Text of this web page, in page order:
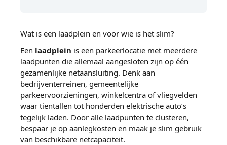
Wat is een laadplein en voor wie is het slim?
Een laadplein is een parkeerlocatie met meerdere
laadpunten die allemaal aangesloten zijn op één
gezamenlijke netaansluiting. Denk aan
bedrijventerreinen, gemeentelijke
parkeervoorzieningen, winkelcentra of vliegvelden
waar tientallen tot honderden elektrische auto’s
tegelijk laden. Door alle laadpunten te clusteren,
bespaar je op aanlegkosten en maak je slim gebruik
van beschikbare netcapaciteit.